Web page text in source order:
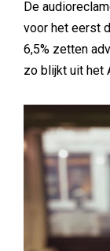
De
voor het eerst
6,5% zetten
zo blijkt uit het